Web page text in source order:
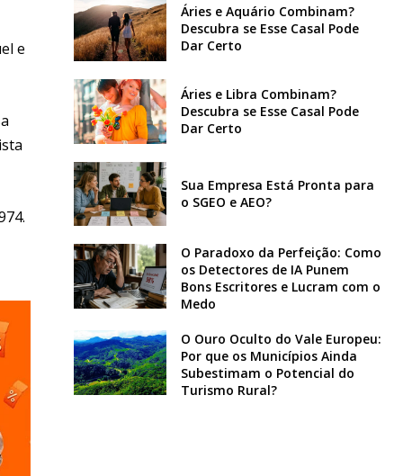
e
Áries e Aquário Combinam?
Descubra se Esse Casal Pode
Dar Certo
Áries e Libra Combinam?
Descubra se Esse Casal Pode
Dar Certo
Sua Empresa Está Pronta para
o SGEO e AEO?
O Paradoxo da Perfeição: Como
os Detectores de IA Punem
Bons Escritores e Lucram com o
Medo
O Ouro Oculto do Vale Europeu:
Por que os Municípios Ainda
Subestimam o Potencial do
Turismo Rural?